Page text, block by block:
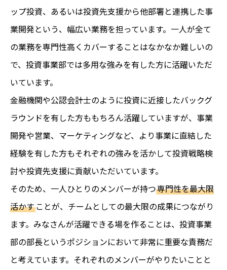
ップ投資、あるいは投資先支援から他部署と連携した事
業開発という、幅広い業務を担っています。一人が全て
の業務を専門性高くカバーすることはなかなか難しいの
で、投資事業部では多用な強みを有した方に活躍いただ
いています。
金融機関や公認会計士のように投資に近接したバックグ
ラウンドを有した方ももちろん活躍していますが、事業
開発や営業、マーケティングなど、より事業に直結した
経験を有した方もそれぞれの強みを活かして投資戦略検
討や投資先支援に貢献いただいています。
そのため、一人ひとりのメンバーが持つ専門性を最大限
活かすことが、チームとしての最大限の成果につながり
ます。みなさんが活躍できる場を作ることは、投資事業
部の部長というポジションにおいて非常に重要な責務だ
と考えています。それぞれのメンバーがやりたいことと